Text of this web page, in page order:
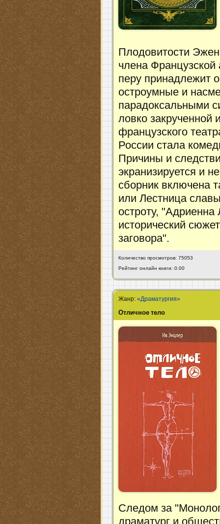
Плодовитости
члена
перу принадлежит
остроумные и
парадоксальными
ловко закрученной
французского
России стала
Причины и
экранизируется и
сборник включена
или Лестница
остроту,
исторический
заговора".
Количество просмотров: 75053
Рейтинг онлайн книги: 0.00
Жанр:«Драматургия»
Отличное тело
Следом за
драматург и